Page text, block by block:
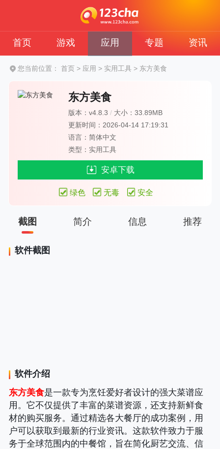
首页 游戏 应用 专题 资讯
您当前位置： 首页 > 应用 > 实用工具 >东方美食
东方美食
版本：v4.8.3/ 大小：33.89MB
更新时间：2026-04-14 17:19:31
语言：简体中文
类型：实用工具
安卓下载
绿色 无毒 安全
截图 简介 信息 推荐
软件截图
软件介绍
东方美食是一款专为烹饪爱好者设计的强大菜谱应
用。它不仅提供了丰富的菜谱资源，还支持新鲜食
材的购买服务。通过精选各大餐厅的成功案例，用
户可以获取到最新的行业资讯。这款软件致力于服
务于全球范围内的中餐馆，旨在简化厨艺交流、信